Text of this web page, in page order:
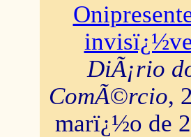
DiÃ¡rio
ComÃ©rcio,
marï¿½o de